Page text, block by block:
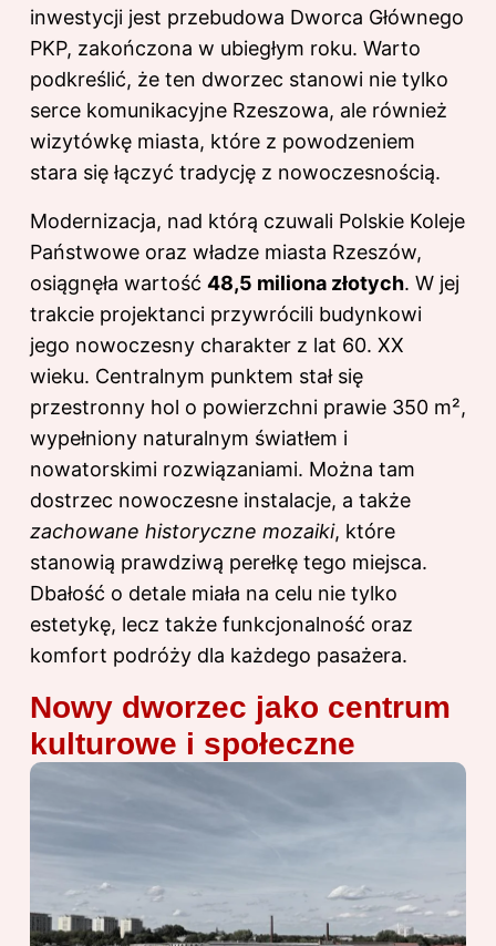
inwestycji jest przebudowa Dworca Głównego
PKP, zakończona w ubiegłym roku. Warto
podkreślić, że ten dworzec stanowi nie tylko
serce komunikacyjne Rzeszowa, ale również
wizytówkę miasta, które z powodzeniem
stara się łączyć tradycję z nowoczesnością.
Modernizacja, nad którą czuwali Polskie Koleje
Państwowe oraz władze miasta Rzeszów,
osiągnęła wartość 48,5 miliona złotych. W jej
trakcie projektanci przywrócili budynkowi
jego nowoczesny charakter z lat 60. XX
wieku. Centralnym punktem stał się
przestronny hol o powierzchni prawie 350 m²,
wypełniony naturalnym światłem i
nowatorskimi rozwiązaniami. Można tam
dostrzec nowoczesne instalacje, a także
zachowane historyczne mozaiki, które
stanowią prawdziwą perełkę tego miejsca.
Dbałość o detale miała na celu nie tylko
estetykę, lecz także funkcjonalność oraz
komfort podróży dla każdego pasażera.
Nowy dworzec jako centrum
kulturowe i społeczne